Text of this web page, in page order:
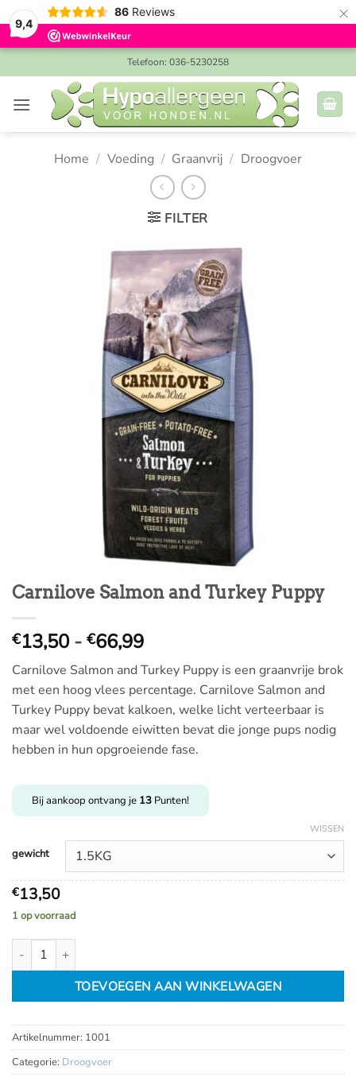
9,4
86 Reviews ×
Ga
naar
inhoud
Telefoon: 036-5230258
Home / Voeding / Graanvrij / Droogvoer
FILTER
Carnilove Salmon and Turkey Puppy
€13,50 - €66,99Prijsklasse:
€
13,50
tot
€
66,99
Carnilove Salmon and Turkey Puppy is een graanvrije brok
met een hoog vlees percentage. Carnilove Salmon and
Turkey Puppy bevat kalkoen, welke licht verteerbaar is
maar wel voldoende eiwitten bevat die jonge pups nodig
hebben in hun opgroeiende fase.
Bij aankoop ontvang je 13 Punten!
gewicht
WISSEN
€13,50
1 op voorraad
Carnilove Salmon and Turkey Puppy aantal
TOEVOEGEN AAN WINKELWAGEN
Artikelnummer: 1001
Categorie: Droogvoer